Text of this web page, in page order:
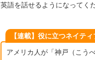
英語を話せるようになってく
【連載】役に立つネイテ
アメリカ人が「神戸（こう